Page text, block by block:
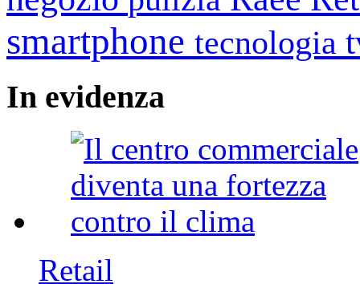
smartphone tecnologia
In evidenza
Retail